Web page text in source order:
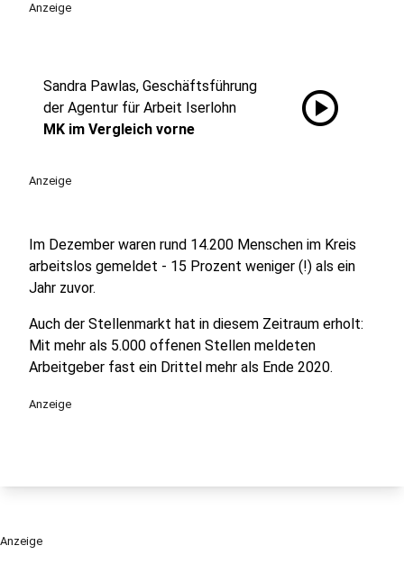
Anzeige
Sandra Pawlas, Geschäftsführung
der Agentur für Arbeit Iserlohn
MK im Vergleich vorne
play_circle
Anzeige
Im Dezember waren rund 14.200 Menschen im Kreis
arbeitslos gemeldet - 15 Prozent weniger (!) als ein
Jahr zuvor.
Auch der Stellenmarkt hat in diesem Zeitraum erholt:
Mit mehr als 5.000 offenen Stellen meldeten
Arbeitgeber fast ein Drittel mehr als Ende 2020.
Anzeige
Anzeige